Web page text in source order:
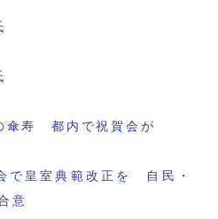
傘寿 都内で祝賀会が
で皇室典範改正を 自民・
意